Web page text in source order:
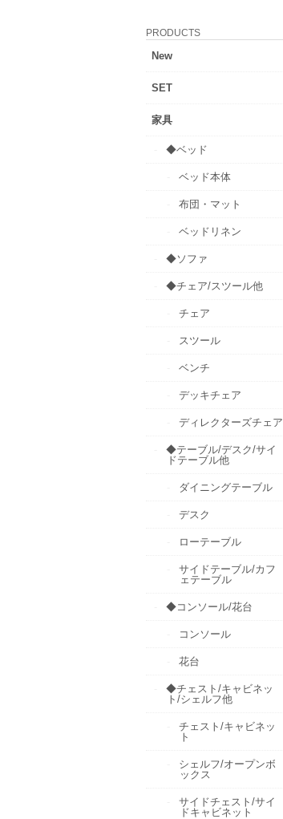
PRODUCTS
New
SET
家具
◆ベッド
ベッド本体
布団・マット
ベッドリネン
◆ソファ
◆チェア/スツール他
チェア
スツール
ベンチ
デッキチェア
ディレクターズチェア
◆テーブル/デスク/サイ
ドテーブル他
ダイニングテーブル
デスク
ローテーブル
サイドテーブル/カフ
ェテーブル
◆コンソール/花台
コンソール
花台
◆チェスト/キャビネッ
ト/シェルフ他
チェスト/キャビネッ
ト
シェルフ/オープンボ
ックス
サイドチェスト/サイ
ドキャビネット